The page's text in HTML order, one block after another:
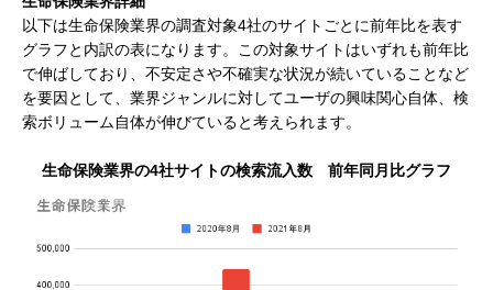
以下は生命保険業界の調査対象4社のサイトごとに前年比を表す
グラフと内訳の表になります。この対象サイトはいずれも前年比
で伸ばしており、不安定さや不確実な状況が続いていることなど
を要因として、業界ジャンルに対してユーザの興味関心自体、検
索ボリューム自体が伸びていると考えられます。
生命保険業界の4社サイトの検索流入数 前年同月比グラフ